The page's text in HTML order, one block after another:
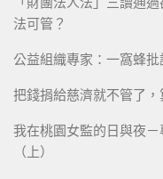
法可管？
公益組織專家：一窩蜂
把錢捐給慈濟就不管了，
我在桃園女監的日與夜
（上）